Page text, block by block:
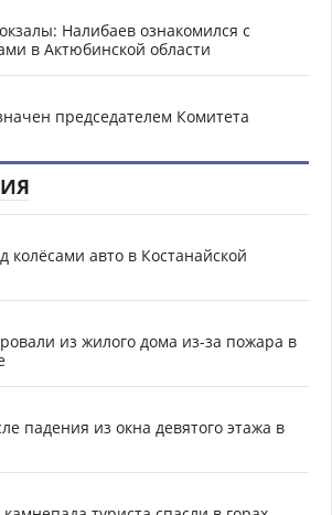
Налибаев ознакомился с
в Актюбинской области
председателем Комитета
колёсами авто в Костанайской
из жилого дома из-за пожара в
падения из окна девятого этажа в